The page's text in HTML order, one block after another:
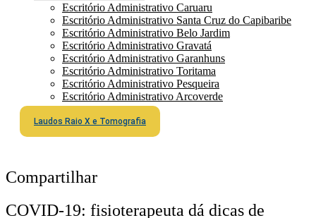
Escritório Administrativo Caruaru
Escritório Administrativo Santa Cruz do Capibaribe
Escritório Administrativo Belo Jardim
Escritório Administrativo Gravatá
Escritório Administrativo Garanhuns
Escritório Administrativo Toritama
Escritório Administrativo Pesqueira
Escritório Administrativo Arcoverde
Laudos Raio X e Tomografia
Compartilhar
COVID-19: fisioterapeuta dá dicas de